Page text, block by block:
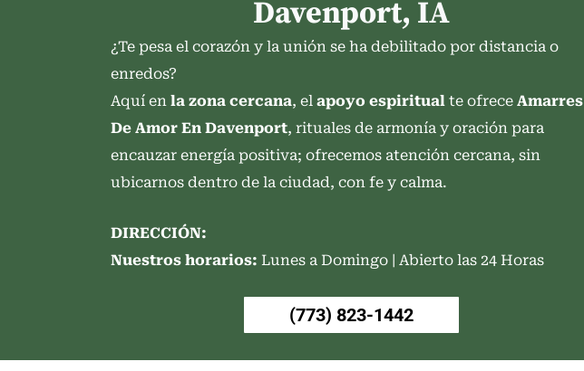
Davenport, IA
¿Te pesa el corazón y la unión se ha debilitado por distancia o
enredos?
Aquí en la zona cercana, el apoyo espiritual te ofrece Amarres
De Amor En Davenport, rituales de armonía y oración para
encauzar energía positiva; ofrecemos atención cercana, sin
ubicarnos dentro de la ciudad, con fe y calma.
DIRECCIÓN:
Nuestros horarios: Lunes a Domingo | Abierto las 24 Horas
(773) 823-1442